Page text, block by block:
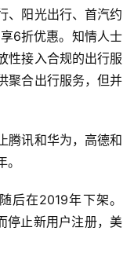
、阳光出行、首汽约
6折优惠。知情人士
性接入合规的出行服
聚合出行服务，但并
腾讯和华为，高德和
后在2019年下架。
停止新用户注册，美